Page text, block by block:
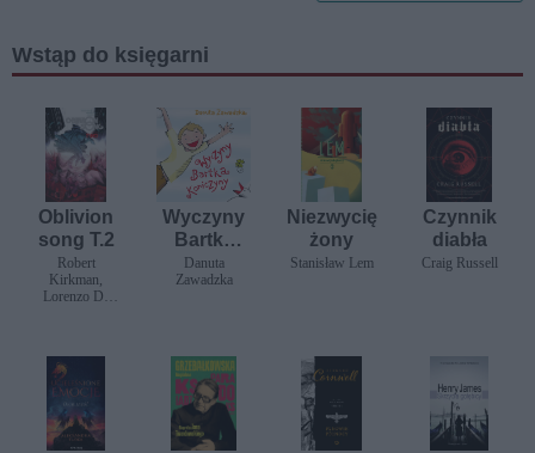
Wstąp do księgarni
Oblivion
song T.2
Robert
Kirkman,
Lorenzo De
Wyczyny
Bartka
Koniczyn
y
Danuta
Zawadzka
Niezwycię
żony
Stanisław Lem
Czynnik
diabła
Craig Russell